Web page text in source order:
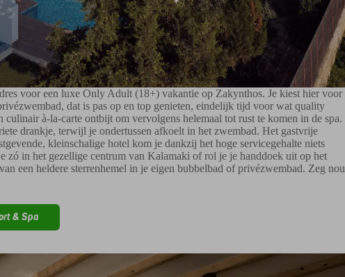
voor een luxe Only Adult (18+) vakantie op Zakynthos. Je kiest hier voor
dat is pas op en top genieten, eindelijk tijd voor wat quality
culinair à-la-carte ontbijt om vervolgens helemaal tot rust te komen in de spa.
drankje, terwijl je ondertussen afkoelt in het zwembad. Het gastvrije
kleinschalige hotel kom je dankzij het hoge servicegehalte niets
zó in het gezellige centrum van Kalamaki of rol je je handdoek uit op het
een heldere sterrenhemel in je eigen bubbelbad of privézwembad. Zeg nou
& Spa